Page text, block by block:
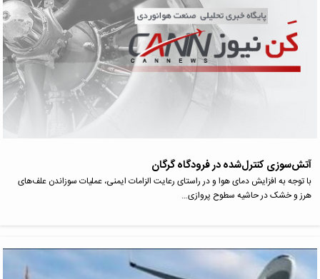
آتش‌سوزی کنترل‌شده در فرودگاه گرگان
با توجه به افزایش دمای هوا و در راستای رعایت الزامات ایمنی، عملیات سوزاندن علف‌های
هرز و خشک در حاشیه سطوح پروازی…